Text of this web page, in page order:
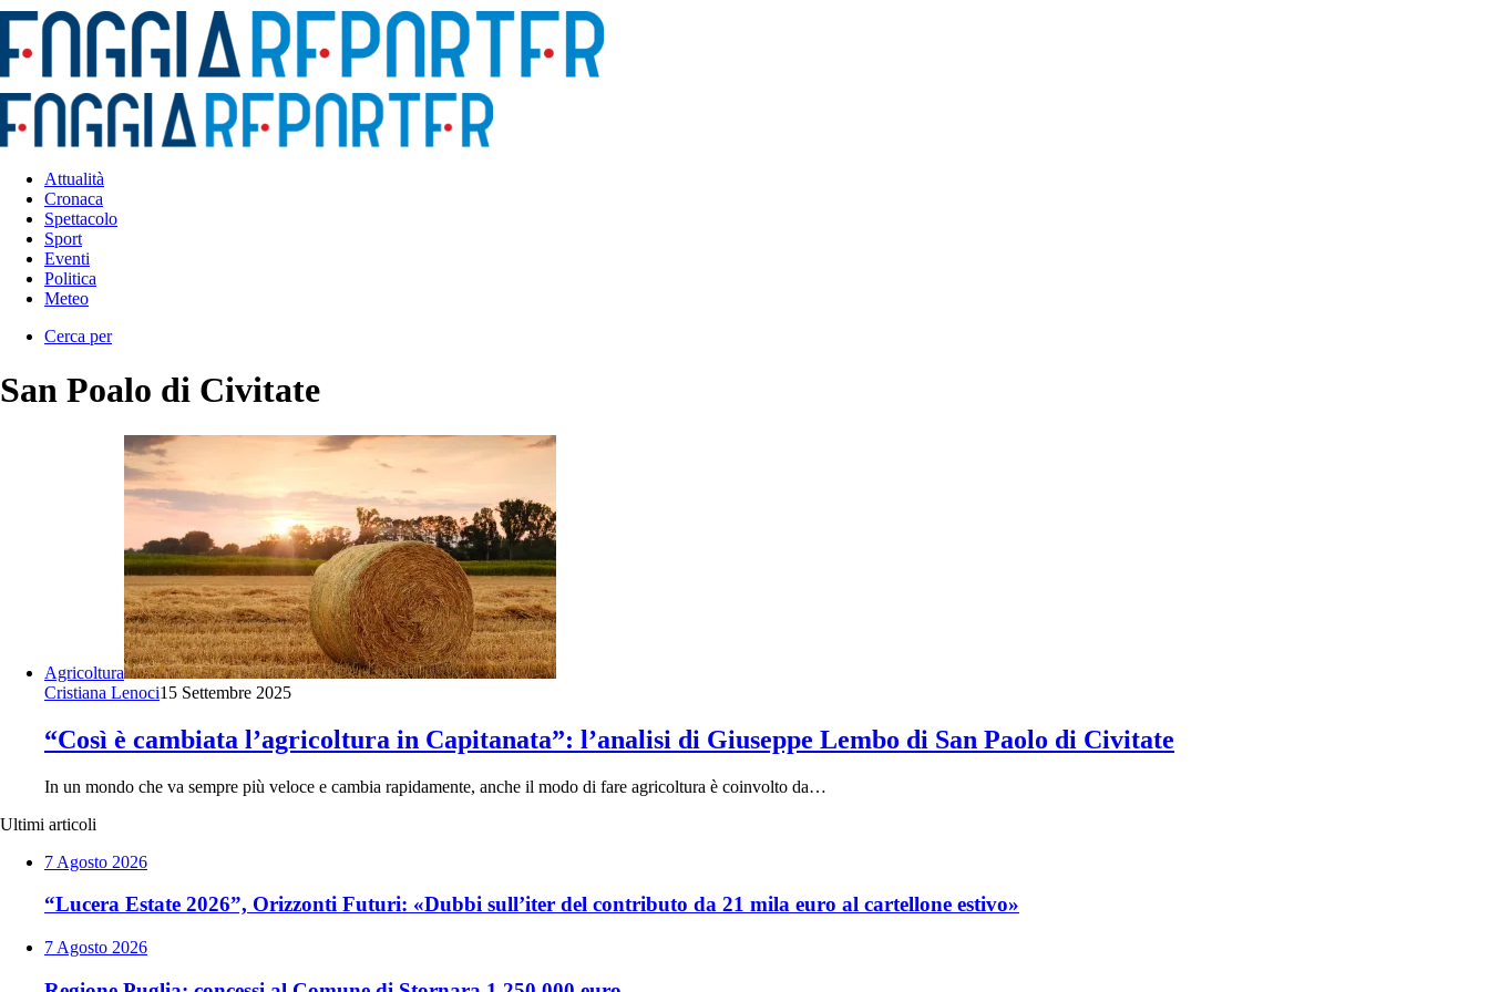
Attualità
Cronaca
Spettacolo
Sport
Eventi
Politica
Meteo
Cerca per
San Poalo di Civitate
Agricoltura
Cristiana Lenoci15 Settembre 2025
“Così è cambiata l’agricoltura in Capitanata”: l’analisi di Giuseppe Lembo di San Paolo di Civitate
In un mondo che va sempre più veloce e cambia rapidamente, anche il modo di fare agricoltura è coinvolto da…
Ultimi articoli
7 Agosto 2026
“Lucera Estate 2026”, Orizzonti Futuri: «Dubbi sull’iter del contributo da 21 mila euro al cartellone estivo»
7 Agosto 2026